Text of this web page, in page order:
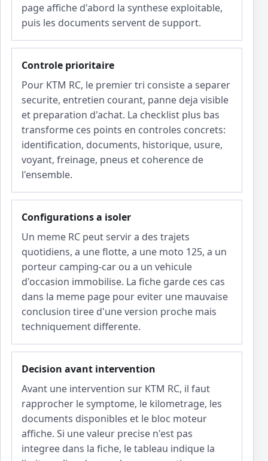
page affiche d'abord la synthese exploitable,
puis les documents servent de support.
Controle prioritaire
Pour KTM RC, le premier tri consiste a separer
securite, entretien courant, panne deja visible
et preparation d'achat. La checklist plus bas
transforme ces points en controles concrets:
identification, documents, historique, usure,
voyant, freinage, pneus et coherence de
l'ensemble.
Configurations a isoler
Un meme RC peut servir a des trajets
quotidiens, a une flotte, a une moto 125, a un
porteur camping-car ou a un vehicule
d'occasion immobilise. La fiche garde ces cas
dans la meme page pour eviter une mauvaise
conclusion tiree d'une version proche mais
techniquement differente.
Decision avant intervention
Avant une intervention sur KTM RC, il faut
rapprocher le symptome, le kilometrage, les
documents disponibles et le bloc moteur
affiche. Si une valeur precise n'est pas
integree dans la fiche, le tableau indique la